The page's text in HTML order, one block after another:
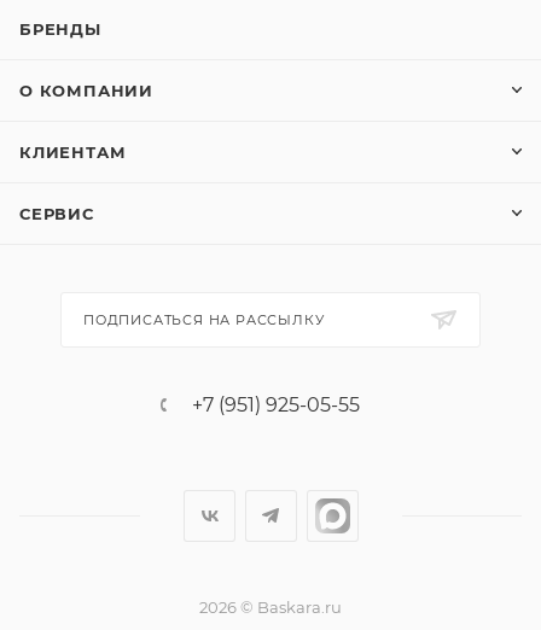
БРЕНДЫ
О КОМПАНИИ
КЛИЕНТАМ
СЕРВИС
ПОДПИСАТЬСЯ НА РАССЫЛКУ
+7 (951) 925-05-55
2026 © Baskara.ru